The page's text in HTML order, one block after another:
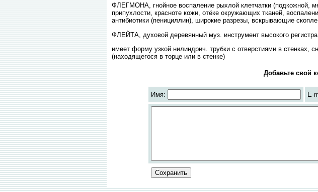
ФЛЕГМОНА, гнойное воспаление рыхлой клетчатки (подкожной,
припухлости, красноте кожи, отёке окружающих тканей,
антибиотики (пенициллин), широкие разрезы, вскрывающие
ФЛЕЙТА, духовой деревянный муз. инструмент высокого регистра,
имеет форму узкой нилиндрич. трубки с отверстиями в стенках,
(находящегося в торце или в стенке)
Добавьте свой
Имя: E-